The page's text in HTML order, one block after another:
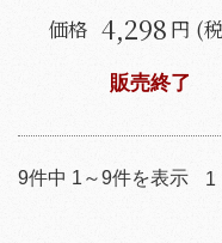
価格 4,298 円 (
販売終了
9件中 1 ～9件を表示 1